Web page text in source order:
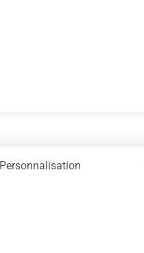
Personnalisation